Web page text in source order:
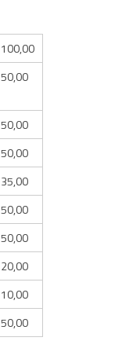
100,00
50,00
50,00
50,00
35,00
50,00
50,00
20,00
10,00
50,00